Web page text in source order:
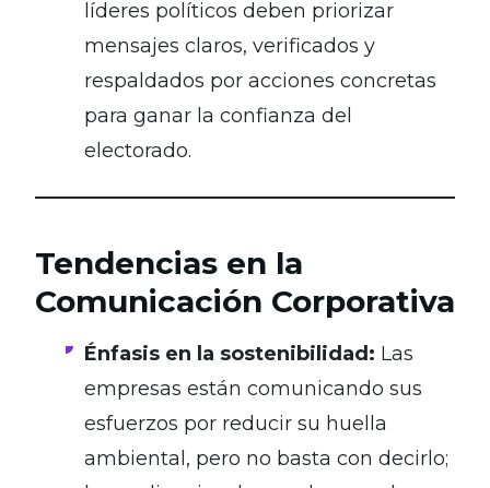
líderes políticos deben priorizar
mensajes claros, verificados y
respaldados por acciones concretas
para ganar la confianza del
electorado.
Tendencias en la
Comunicación Corporativa
Énfasis en la sostenibilidad: Las
empresas están comunicando sus
esfuerzos por reducir su huella
ambiental, pero no basta con decirlo;